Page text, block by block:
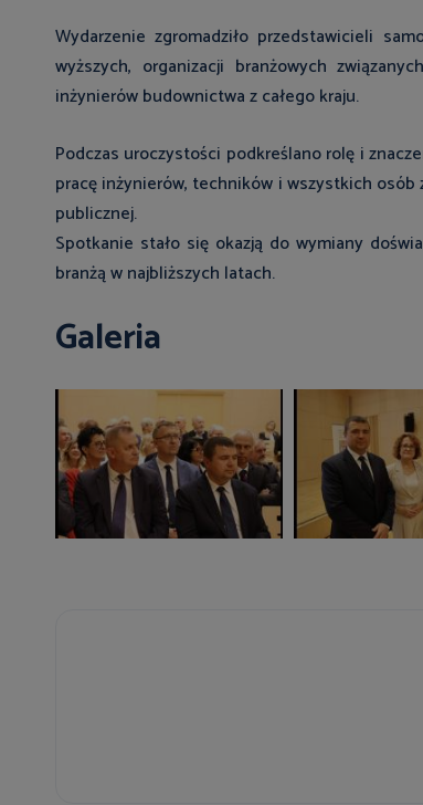
Wydarzenie zgromadziło przedstawicieli
wyższych, organizacji branżowych
inżynierów budownictwa z całego kraju.
Podczas uroczystości podkreślano rolę i
pracę inżynierów, techników i wszystkich osób
publicznej.
Spotkanie stało się okazją do wymiany
branżą w najbliższych latach.
Galeria